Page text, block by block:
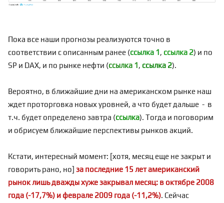
Пока все наши прогнозы реализуются точно в
соответствии с описанным ранее (ссылка 1, ссылка 2) и по
SP и DAX, и по рынке нефти (ссылка 1, ссылка 2).
Вероятно, в ближайшие дни на американском рынке наш
ждет проторговка новых уровней, а что будет дальше - в
т.ч. будет определено завтра (ссылка). Тогда и поговорим
и обрисуем ближайшие перспективы рынков акций.
Кстати, интересный момент: [хотя, месяц еще не закрыт и
говорить рано, но] за последние 15 лет американский
рынок лишь дважды хуже закрывал месяц: в октябре 2008
года (-17,7%) и феврале 2009 года (-11,2%). Сейчас